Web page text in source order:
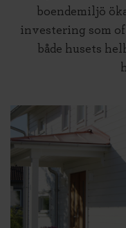
boendemiljö
investering som
både husets